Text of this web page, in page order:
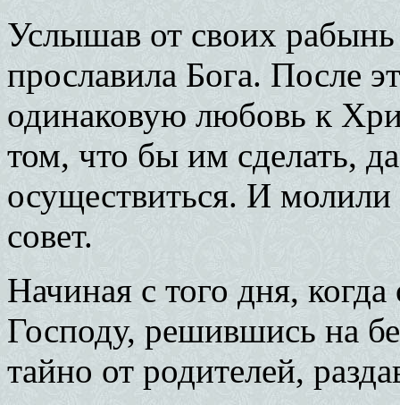
Услышав от своих рабынь
прославила Бога. После
одинаковую любовь к
том, что бы им сделать,
осуществиться. И
совет.
Начиная с того дня,
Господу, решившись на
тайно от родителей,